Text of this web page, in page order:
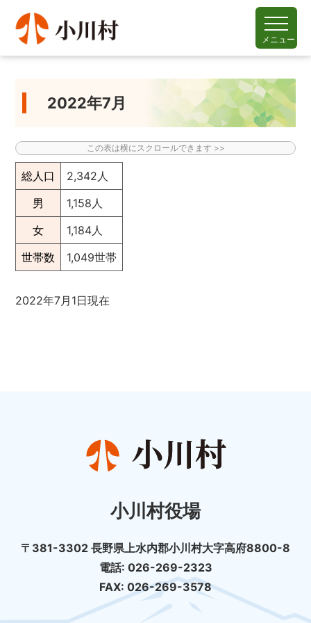
メニュー
2022年7月
総人口
2,342人
男
1,158人
女
1,184人
世帯数
1,049世帯
2022年7月1日現在
小川村役場
〒381-3302 長野県上水内郡小川村大字高府8800-8
電話: 026-269-2323
FAX: 026-269-3578